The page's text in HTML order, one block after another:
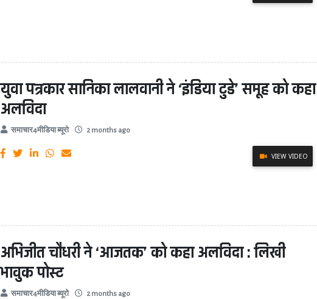
युवा पत्रकार सानिका लालवानी ने ‘इंडिया टुडे’ समूह को कहा
अलविदा
समाचार4मीडिया ब्यूरो 2 months ago
VIEW VIDEO
अभिजीत चौधरी ने ‘आजतक’ को कहा अलविदा : लिखी
भावुक पोस्ट
समाचार4मीडिया ब्यूरो 2 months ago